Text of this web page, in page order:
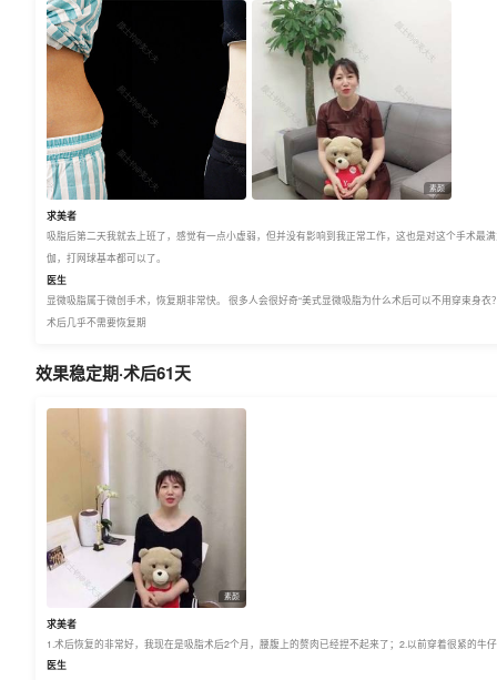
素颜
求美者
吸脂后第二天我就去上班了，感觉有一点小虚弱，但并没有影响到我正常工作，这也是对这个手术
伽，打网球基本都可以了。
医生
显微吸脂属于微创手术，恢复期非常快。 很多人会很好奇“美式显微吸脂为什么术后可以不用穿束身
术后几乎不需要恢复期
效果稳定期·术后61天
素颜
求美者
1.术后恢复的非常好，我现在是吸脂术后2个月，腰腹上的赘肉已经捏不起来了；2.以前穿着很紧的
医生